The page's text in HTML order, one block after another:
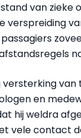
van zieke
verspreiding
versterking van
en
hij weldra
vele contact